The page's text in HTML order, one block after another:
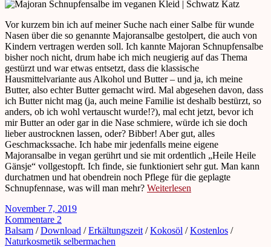
Vor kurzem bin ich auf meiner Suche nach einer Salbe für wunde
Nasen über die so genannte Majoransalbe gestolpert, die auch von
Kindern vertragen werden soll. Ich kannte Majoran Schnupfensalbe
bisher noch nicht, drum habe ich mich neugierig auf das Thema
gestürzt und war etwas entsetzt, dass die klassische
Hausmittelvariante aus Alkohol und Butter – und ja, ich meine
Butter, also echter Butter gemacht wird. Mal abgesehen davon, dass
ich Butter nicht mag (ja, auch meine Familie ist deshalb bestürzt, so
anders, ob ich wohl vertauscht wurde!?), mal echt jetzt, bevor ich
mir Butter an oder gar in die Nase schmiere, würde ich sie doch
lieber austrocknen lassen, oder? Bibber! Aber gut, alles
Geschmackssache. Ich habe mir jedenfalls meine eigene
Majoransalbe in vegan gerührt und sie mit ordentlich „Heile Heile
Gänsje“ vollgestopft. Ich finde, sie funktioniert sehr gut. Man kann
durchatmen und hat obendrein noch Pflege für die geplagte
Schnupfennase, was will man mehr? Weiterlesen
November 7, 2019
Kommentare 2
Balsam /Download /Erkältungszeit /Kokosöl /Kostenlos /
Naturkosmetik selbermachen